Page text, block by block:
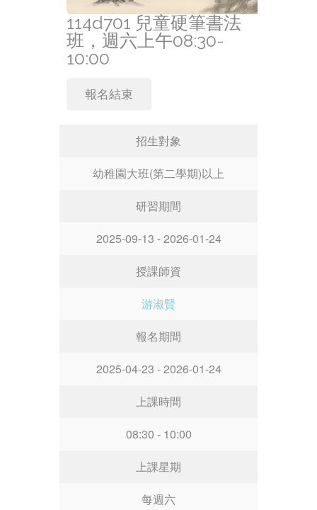
114d701 兒童硬筆書法
班，週六上午08:30-
10:00
報名結束
招生對象
幼稚園大班(第二學期)以上
研習期間
2025-09-13 - 2026-01-24
授課師資
游淑賢
報名期間
2025-04-23 - 2026-01-24
上課時間
08:30 - 10:00
上課星期
每週六